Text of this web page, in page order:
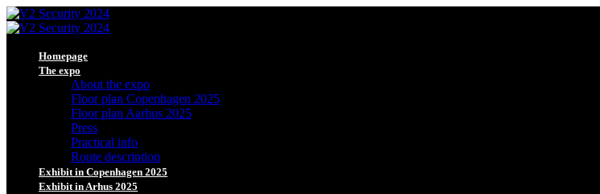
Homepage
The expo
About the expo
Floor plan Copenhagen 2025
Floor plan Aarhus 2025
Press
Practical info
Route description
Exhibit in Copenhagen 2025
Exhibit in Arhus 2025